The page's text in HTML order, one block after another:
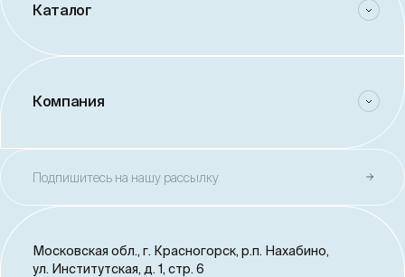
Каталог
Компания
Подпишитесь на нашу рассылку
Московская обл., г. Красногорск, р.п. Нахабино,
ул. Институтская, д. 1, стр. 6